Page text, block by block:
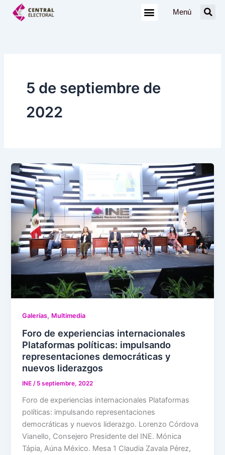
Menú
5 de septiembre de
2022
Galerías, Multimedia
Foro de experiencias internacionales
Plataformas políticas: impulsando
representaciones democráticas y
nuevos liderazgos
INE/ 5 septiembre, 2022
Foro de experiencias internacionales Plataformas
políticas: impulsando representaciones
democráticas y nuevos liderazgo. Lorenzo Córdova
Vianello, Consejero Presidente del INE. Mónica
Tápia, Aúna México. Mesa 1 Claudia Zavala Pérez,